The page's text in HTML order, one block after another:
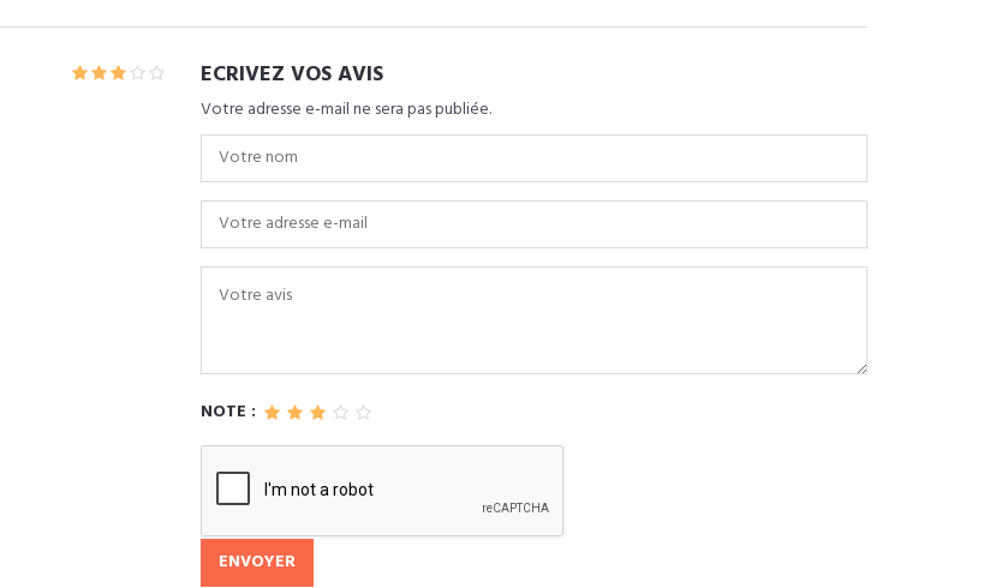
ECRIVEZ VOS AVIS
Votre adresse e-mail ne sera pas publiée.
NOTE :
ENVOYER